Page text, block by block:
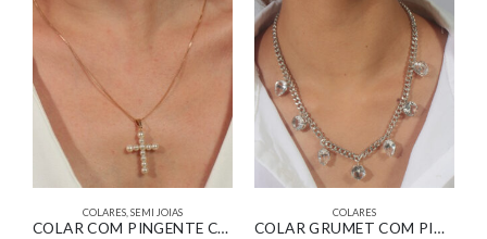
COLARES,SEMI JOIAS
COLAR COM PINGENTE CRUZ DE PÉROLAS TAMANHO MÉDIO BANHADO EM OURO 18K
COLARES
COLAR GRUMET COM PINGENTES DE GOTAS E REDONDOS COM ZIRCÔNIAS CRISTAIS BANHADO EM OURO BRANCO